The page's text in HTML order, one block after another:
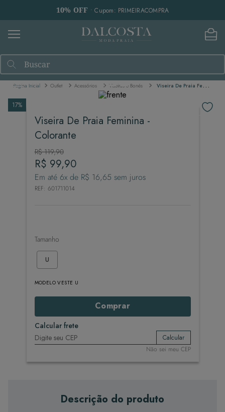
10% OFF • Cupom: PRIMEIRACOMPRA
Buscar
Outlet Acessórios Viseiras e Bonés Viseira De Praia Feminina - Colorante
17%
Viseira De Praia Feminina -
Colorante
R$ 119,90
R$ 99,90
Em até 6x de R$ 16,65 sem juros
REF: 601711014
Tamanho
U
MODELO VESTE U
Comprar
Calcular frete
Calcular
Não sei meu CEP
Descrição do produto